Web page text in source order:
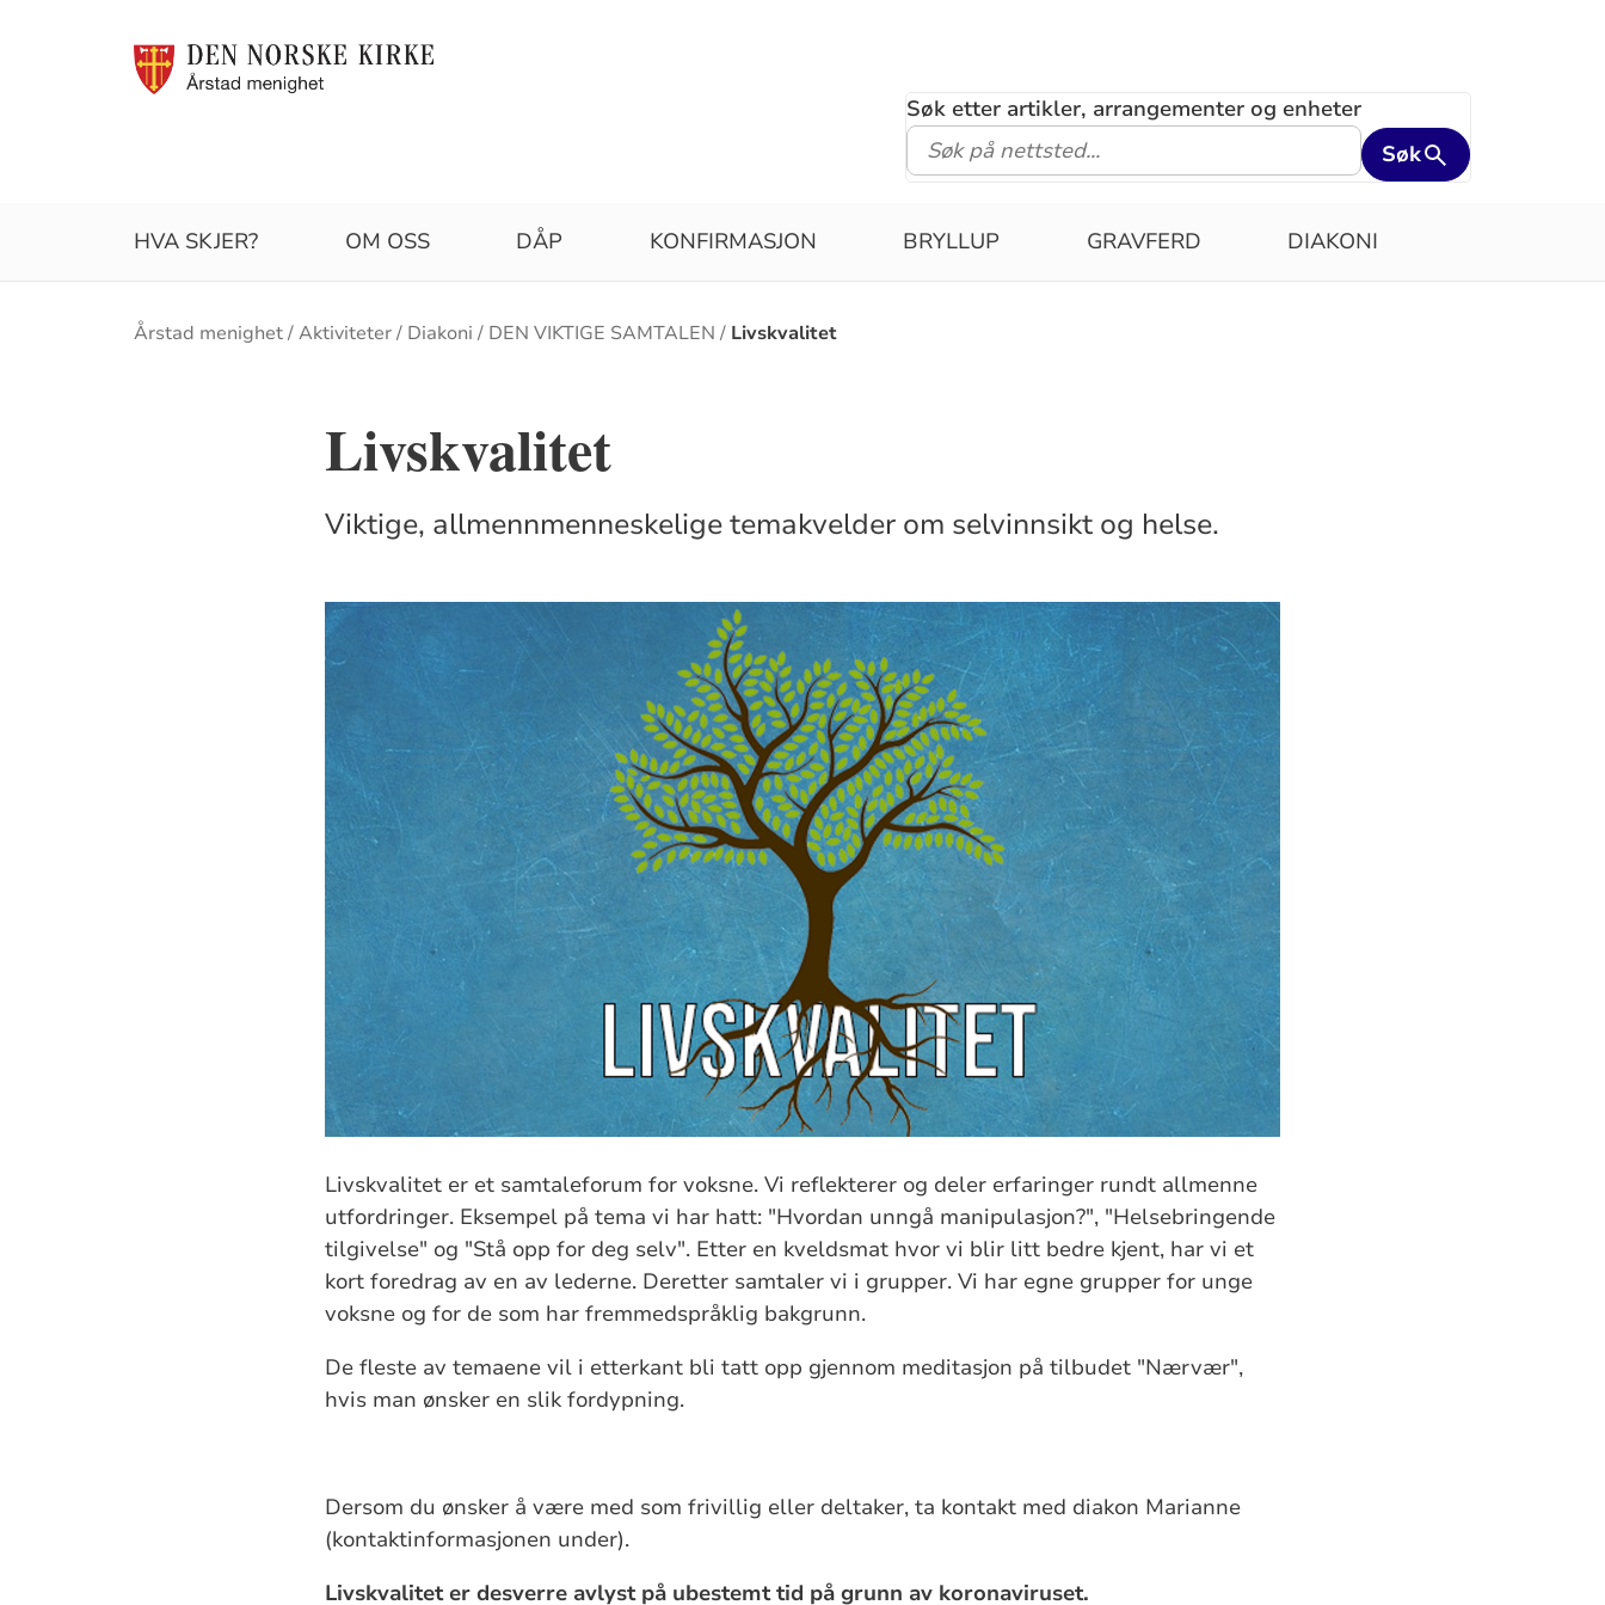
Søk etter artikler, arrangementer og enheter
Søk
HVA SKJER? OM OSS DÅP KONFIRMASJON BRYLLUP GRAVFERD DIAKONI
Brødsmulesti
Årstad menighet Aktiviteter Diakoni DEN VIKTIGE SAMTALEN Livskvalitet
Livskvalitet
Viktige, allmennmenneskelige temakvelder om selvinnsikt og helse.
Livskvalitet er et samtaleforum for voksne. Vi reflekterer og deler erfaringer rundt allmenne
utfordringer. Eksempel på tema vi har hatt: "Hvordan unngå manipulasjon?", "Helsebringende
tilgivelse" og "Stå opp for deg selv". Etter en kveldsmat hvor vi blir litt bedre kjent, har vi et
kort foredrag av en av lederne. Deretter samtaler vi i grupper. Vi har egne grupper for unge
voksne og for de som har fremmedspråklig bakgrunn.
De fleste av temaene vil i etterkant bli tatt opp gjennom meditasjon på tilbudet "Nærvær",
hvis man ønsker en slik fordypning.
Dersom du ønsker å være med som frivillig eller deltaker, ta kontakt med diakon Marianne
(kontaktinformasjonen under).
Livskvalitet er desverre avlyst på ubestemt tid på grunn av koronaviruset.